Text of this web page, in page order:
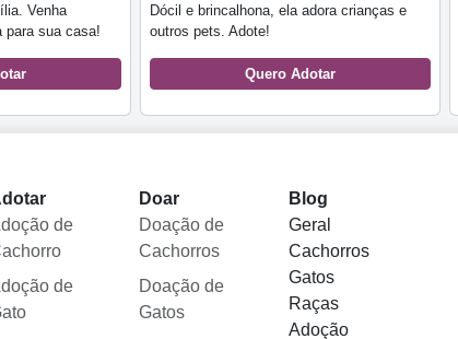
Venha
para sua casa!
Dócil e brincalhona, ela adora crianças e
outros pets. Adote!
Quero Adotar
de
de
Doar
Doação de
Cachorros
Doação de
Gatos
Blog
Geral
Cachorros
Gatos
Raças
Adoção